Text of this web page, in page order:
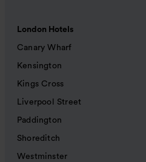
London Hotels
Canary Wharf
Kensington
Kings Cross
Liverpool Street
Paddington
Shoreditch
Westminster